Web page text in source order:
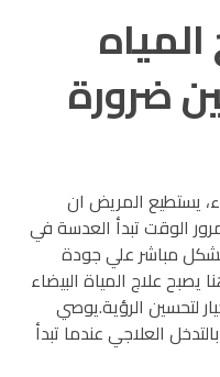
ضرورة
يستطيع المريض ان
الوقت تبدأ العدسة في
بشكل مباشر علي جودة
يصبح علاج المياة البيضاء
لتحسين الرؤية.يوصي
العلاجي عندما تبدأ